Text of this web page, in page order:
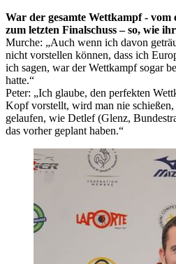
War der gesamte Wettkampf - vom
zum letzten Finalschuss – so, wie
Murche: „Auch wenn ich davon
nicht vorstellen können, dass ich
ich sagen, war der Wettkampf sogar
hatte.“
Peter: „Ich glaube, den perfekten
Kopf vorstellt, wird man nie schießen,
gelaufen, wie Detlef (Glenz,
das vorher geplant haben.“